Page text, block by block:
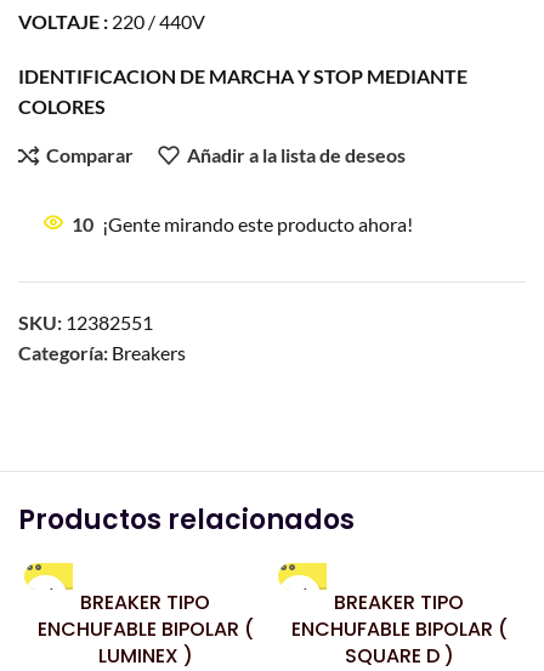
VOLTAJE : 220 / 440V
IDENTIFICACION DE MARCHA Y STOP MEDIANTE
COLORES
Comparar Añadir a la lista de deseos
10 ¡Gente mirando este producto ahora!
SKU: 12382551
Categoría: Breakers
Productos relacionados
BREAKER TIPO
ENCHUFABLE BIPOLAR (
LUMINEX )
BREAKER TIPO
ENCHUFABLE BIPOLAR (
SQUARE D )